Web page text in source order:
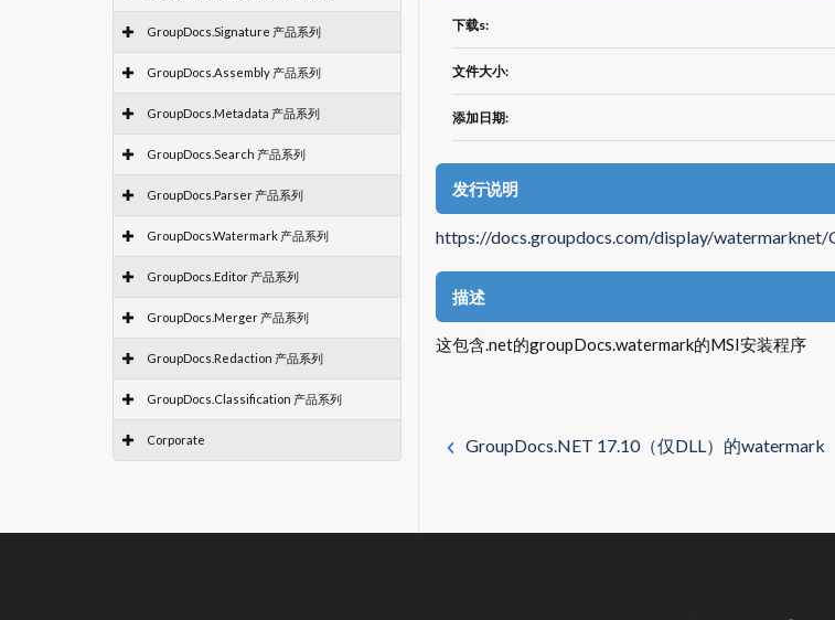
GroupDocs.Signature 产品系列
GroupDocs.Assembly 产品系列
GroupDocs.Metadata 产品系列
GroupDocs.Search 产品系列
GroupDocs.Parser 产品系列
GroupDocs.Watermark 产品系列
GroupDocs.Editor 产品系列
GroupDocs.Merger 产品系列
GroupDocs.Redaction 产品系列
GroupDocs.Classification 产品系列
Corporate
下载s:
文件大小:
添加日期:
发行说明
https://docs.groupdocs.com/display/
描述
这包含.net的groupDocs.watermark的MSI安装程序
GroupDocs.NET 17.10（仅DLL）的watermark